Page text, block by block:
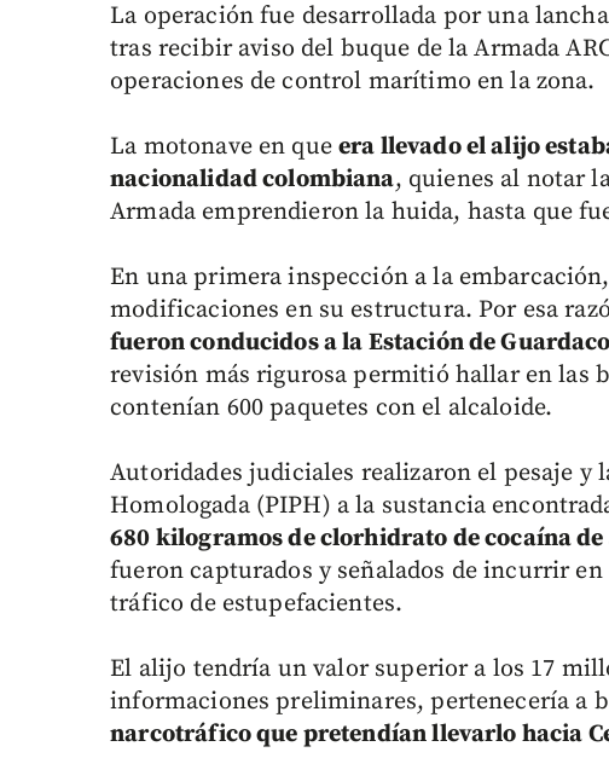
La operación fue desarrollada por una
tras recibir aviso del buque de la Armada
operaciones de control marítimo en la zona.
La motonave en queera llevado el alijo
nacionalidad colombiana, quienes al notar
Armada emprendieron la huida, hasta que
En una primera inspección a la
modificaciones en su estructura. Por esa
fueron conducidos a la Estación de
revisión más rigurosa permitió hallar en las
contenían 600 paquetes con el alcaloide.
Autoridades judiciales realizaron el pesaje
Homologada (PIPH) a la sustancia
680 kilogramos de clorhidrato de cocaína
fueron capturados y señalados de incurrir
tráfico de estupefacientes.
El alijo tendría un valor superior a los 17
informaciones preliminares, pertenecería a
narcotráfico que pretendían llevarlo hacia